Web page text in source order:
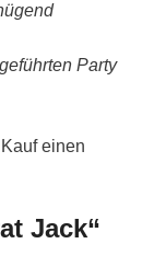
Party
einen
Jack“